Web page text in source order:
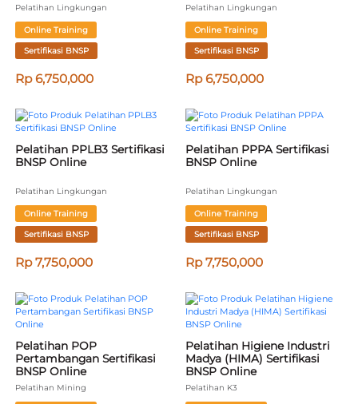
Pelatihan Lingkungan
Online Training
Sertifikasi BNSP
Rp 6,750,000
Pelatihan Lingkungan
Online Training
Sertifikasi BNSP
Rp 6,750,000
Pelatihan PPLB3 Sertifikasi
BNSP Online
Pelatihan Lingkungan
Online Training
Sertifikasi BNSP
Rp 7,750,000
Pelatihan PPPA Sertifikasi
BNSP Online
Pelatihan Lingkungan
Online Training
Sertifikasi BNSP
Rp 7,750,000
Pelatihan POP
Pertambangan Sertifikasi
BNSP Online
Pelatihan Mining
Pelatihan Higiene Industri
Madya (HIMA) Sertifikasi
BNSP Online
Pelatihan K3